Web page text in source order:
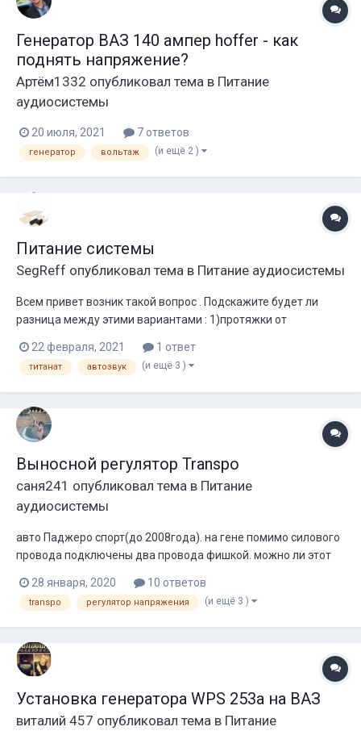
Генератор ВАЗ 140 ампер hoffer - как
поднять напряжение?
Артём1332 опубликовал тема в Питание
аудиосистемы
20 июля, 2021 7 ответов
генератор вольтаж (и ещё 2 )
Питание системы
SegReff опубликовал тема в Питание аудиосистемы
Всем привет возник такой вопрос . Подскажите будет ли
разница между этими вариантами : 1)протяжки от
2) протяжки от генератора идут на дистрибьютор и на
дистрибьютор приходят провода от титаната . Титанат
находится в...
22 февраля, 2021 1 ответ
титанат автозвук (и ещё 3 )
Выносной регулятор Transpo
саня241 опубликовал тема в Питание
аудиосистемы
авто Паджеро спорт(до 2008года). на гене помимо силового
провода подключены два провода фишкой. можно ли этот
Transpo? и как? фото с интернета
28 января, 2020 10 ответов
transpo регулятор напряжения (и ещё 3 )
Установка генератора WPS 253а на ВАЗ
виталий 457 опубликовал тема в Питание